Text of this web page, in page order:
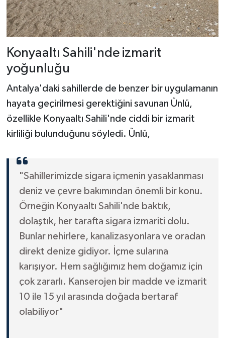
Konyaaltı Sahili'nde izmarit
yoğunluğu
Antalya'daki sahillerde de benzer bir uygulamanın
hayata geçirilmesi gerektiğini savunan Ünlü,
özellikle Konyaaltı Sahili'nde ciddi bir izmarit
kirliliği bulunduğunu söyledi. Ünlü,
"Sahillerimizde sigara içmenin yasaklanması
deniz ve çevre bakımından önemli bir konu.
Örneğin Konyaaltı Sahili'nde baktık,
dolaştık, her tarafta sigara izmariti dolu.
Bunlar nehirlere, kanalizasyonlara ve oradan
direkt denize gidiyor. İçme sularına
karışıyor. Hem sağlığımız hem doğamız için
çok zararlı. Kanserojen bir madde ve izmarit
10 ile 15 yıl arasında doğada bertaraf
olabiliyor"